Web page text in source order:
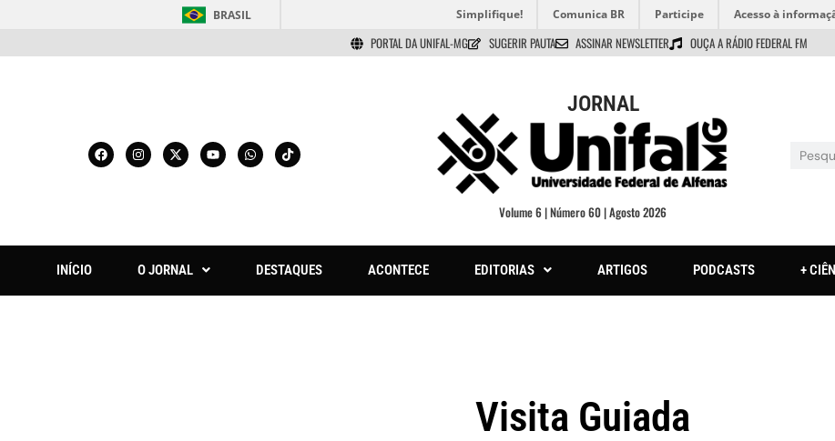
BRASIL Simplifique! Comunica BR Participe Acesso à
PORTAL DA UNIFAL-MG SUGERIR PAUTA ASSINAR NEWSLETTER OUÇA A RÁDIO FEDERAL FM
JORNAL
Volume 6 | Número 60 | Agosto 2026
INÍCIO O JORNAL DESTAQUES ACONTECE EDITORIAS ARTIGOS PODCASTS +
Visita Guiada